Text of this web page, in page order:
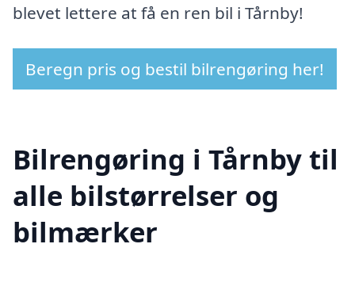
blevet lettere at få en ren bil i Tårnby!
Beregn pris og bestil bilrengøring her!
Bilrengøring i Tårnby til
alle bilstørrelser og
bilmærker